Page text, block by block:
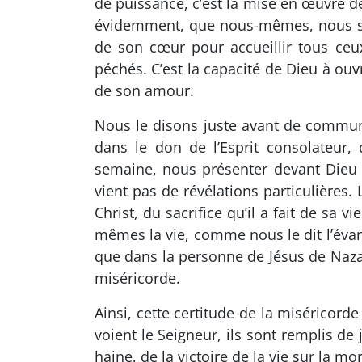
évidemment, que nous-mêmes, nous
de son cœur pour accueillir tous
péchés. C’est la capacité de Dieu à
de son amour.
Nous le disons juste avant de
dans le don de l’Esprit
semaine, nous présenter devant
vient pas de révélations particulières.
Christ, du sacrifice qu’il a fait de sa
mêmes la vie, comme nous le dit
que dans la personne de Jésus de
miséricorde.
Ainsi, cette certitude de la
voient le Seigneur, ils sont remplis de
haine, de la victoire de la vie sur la